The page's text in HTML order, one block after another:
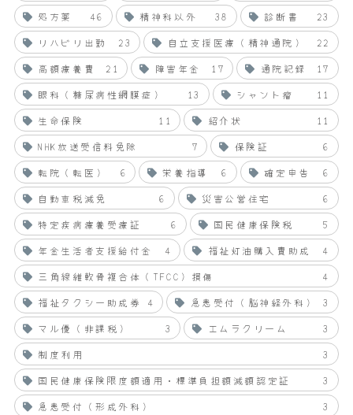
処方薬
46 精神科以外 38 診断書
23
リハビリ出勤
23 自立支援医療（精神通院）
22
高額療養費
21 障害年金 17 通院記録
17
眼科（糖尿病性網膜症）
13 シャント瘤
11
生命保険
11 紹介状
11
NHK放送受信料免除
7 保険証
6
転院（転医）
6 栄養指導 6 確定申告
6
自動車税減免
6 災害公営住宅
6
特定疾病療養受療証
6 国民健康保険税
5
年金生活者支援給付金
4 福祉灯油購入費助成
4
三角線維軟骨複合体（TFCC）損傷
4
福祉タクシー助成券
4 急患受付（脳神経外科）
3
マル優（非課税）
3 エムラクリーム
3
制度利用
3
国民健康保険限度額適用・標準負担額減額認定証
3
急患受付（形成外科）
3